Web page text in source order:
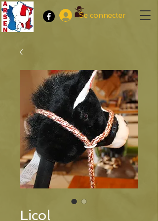
Se connecter
Licol